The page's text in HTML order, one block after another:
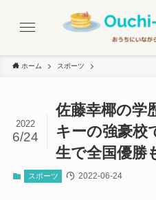
ホーム スポーツ
佐藤幸椰の学
キーの強豪校
生で全国優勝
2022
6/24
スポーツ 2022-06-24